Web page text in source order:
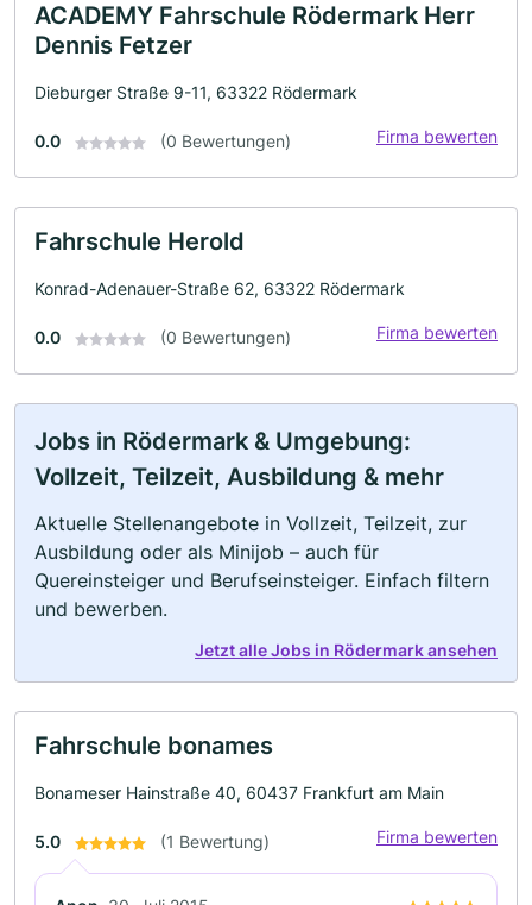
ACADEMY Fahrschule Rödermark Herr
Dennis Fetzer
Dieburger Straße 9-11, 63322 Rödermark
0.0 (0 Bewertungen) Firma bewerten
Fahrschule Herold
Konrad-Adenauer-Straße 62, 63322 Rödermark
0.0 (0 Bewertungen) Firma bewerten
Jobs in Rödermark & Umgebung:
Vollzeit, Teilzeit, Ausbildung & mehr
Aktuelle Stellenangebote in Vollzeit, Teilzeit, zur
Ausbildung oder als Minijob – auch für
Quereinsteiger und Berufseinsteiger. Einfach filtern
und bewerben.
Jetzt alle Jobs in Rödermark ansehen
Fahrschule bonames
Bonameser Hainstraße 40, 60437 Frankfurt am Main
5.0 (1 Bewertung) Firma bewerten